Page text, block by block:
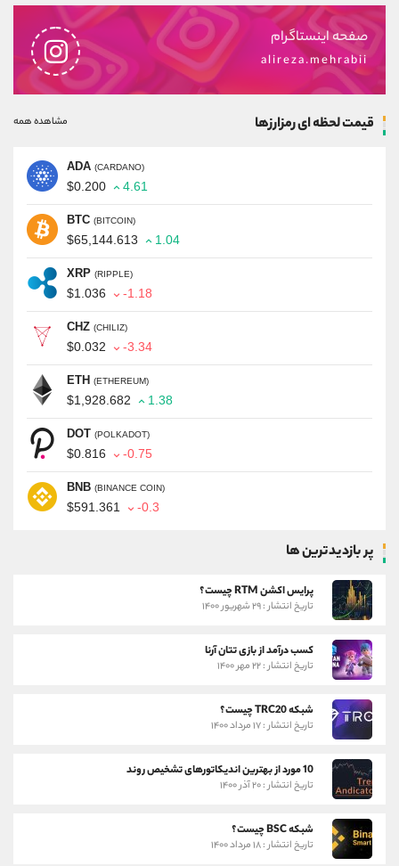
صفحه اینستاگرام
alireza.mehrabii
قیمت لحظه ای رمزارزها مشاهده همه
ADA (CARDANO)
$0.200 4.61
BTC (BITCOIN)
$65,144.613 1.04
XRP (RIPPLE)
$1.036 -1.18
CHZ (CHILIZ)
$0.032 -3.34
ETH (ETHEREUM)
$1,928.682 1.38
DOT (POLKADOT)
$0.816 -0.75
BNB (BINANCE COIN)
$591.361 -0.3
پر بازدیدترین ها
پرایس اکشن RTM چیست؟
تاریخ انتشار : ۲۹ شهریور ۱۴۰۰
کسب درآمد از بازی تتان آرنا
تاریخ انتشار : ۲۲ مهر ۱۴۰۰
شبکه TRC20 چیست؟
تاریخ انتشار : ۱۷ مرداد ۱۴۰۰
10 مورد از بهترین اندیکاتورهای تشخیص روند
تاریخ انتشار : ۲۰ آذر ۱۴۰۰
شبکه BSC چیست؟
تاریخ انتشار : ۱۸ مرداد ۱۴۰۰